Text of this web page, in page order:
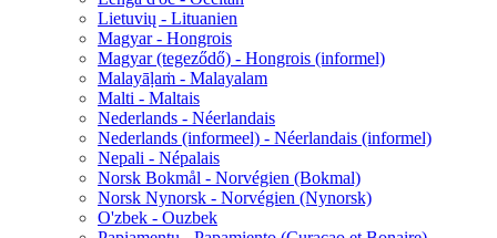
Lietuvių - Lituanien
Magyar - Hongrois
Magyar (tegeződő) - Hongrois (informel)
Malayāḷaṁ - Malayalam
Malti - Maltais
Nederlands - Néerlandais
Nederlands (informeel) - Néerlandais (informel)
Nepali - Népalais
Norsk Bokmål - Norvégien (Bokmal)
Norsk Nynorsk - Norvégien (Nynorsk)
O'zbek - Ouzbek